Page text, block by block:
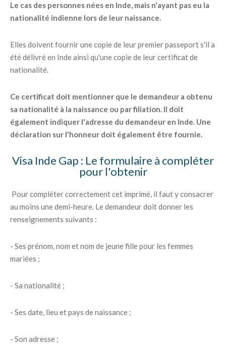
Le cas des personnes nées en Inde, mais n'ayant pas eu la
nationalité indienne lors de leur naissance.
Elles doivent fournir une copie de leur premier passeport s'il a
été délivré en Inde ainsi qu'une copie de leur certificat de
nationalité.
Ce certificat doit mentionner que le demandeur a obtenu
sa nationalité à la naissance ou par filiation. Il doit
également indiquer l'adresse du demandeur en Inde. Une
déclaration sur l'honneur doit également être fournie.
Visa Inde Gap : Le formulaire à compléter
pour l'obtenir
Pour compléter correctement cet imprimé, il faut y consacrer
au moins une demi-heure. Le demandeur doit donner les
renseignements suivants :
- Ses prénom, nom et nom de jeune fille pour les femmes
mariées ;
- Sa nationalité ;
- Ses date, lieu et pays de naissance ;
- Son adresse ;